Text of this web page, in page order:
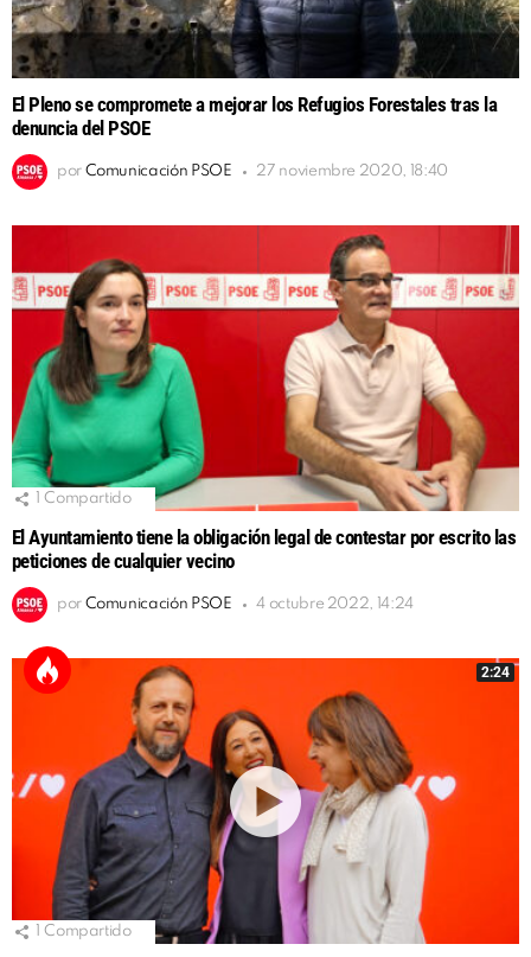
El Pleno se compromete a mejorar los Refugios Forestales tras la
denuncia del PSOE
por Comunicación PSOE 27 noviembre 2020, 18:40
Compartido
El Ayuntamiento tiene la obligación legal de contestar por escrito las
peticiones de cualquier vecino
por Comunicación PSOE 4 octubre 2022, 14:24
2:24
Compartido